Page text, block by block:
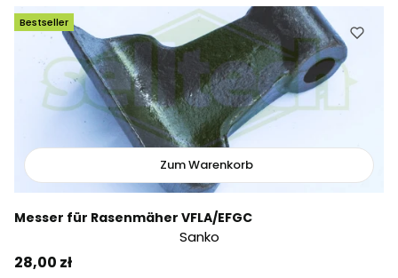
Bestseller
Zum Warenkorb
Messer für Rasenmäher VFLA/EFGC
Sanko
Preis
28,00 zł